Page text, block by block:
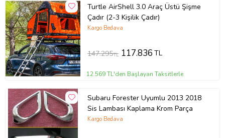
Turtle AirShell 3.0 Araç Üstü Şişme
Çadır (2-3 Kişilik Çadır)
Kargo Bedava
147.295TL 117.836TL
12.569 TL'den Başlayan Taksitlerle
Subaru Forester Uyumlu 2013 2018
Sis Lambası Kaplama Krom Parça
Kargo Bedava